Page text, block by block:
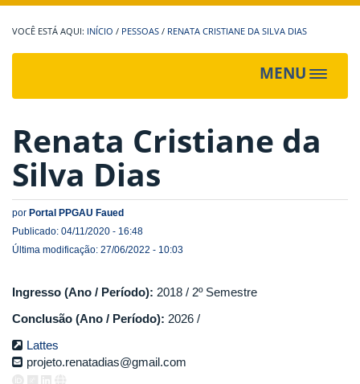
INÍCIO / PESSOAS / RENATA CRISTIANE DA SILVA DIAS
MENU
Toggle
Renata Cristiane da
Silva Dias
por Portal PPGAU Faued
Publicado: 04/11/2020 - 16:48
Última modificação: 27/06/2022 - 10:03
Ingresso (Ano / Período): 2018 / 2º Semestre
Conclusão (Ano / Período): 2026 /
Lattes
projeto.renatadias@gmail.com